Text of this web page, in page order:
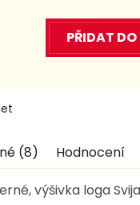
PŘIDAT
(8) Hodnocení
výšivka loga